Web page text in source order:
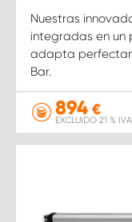
Nuestras
integradas en un
adapta
Bar.
894 €
EXCLUIDO 21 % IVA